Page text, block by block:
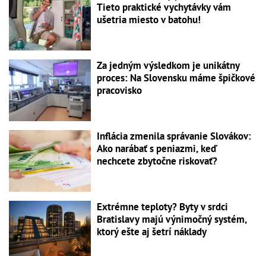
Tieto praktické vychytávky vám
ušetria miesto v batohu!
Za jedným výsledkom je unikátny
proces: Na Slovensku máme špičkové
pracovisko
Inflácia zmenila správanie Slovákov:
Ako narábať s peniazmi, keď
nechcete zbytočne riskovať?
Extrémne teploty? Byty v srdci
Bratislavy majú výnimočný systém,
ktorý ešte aj šetrí náklady